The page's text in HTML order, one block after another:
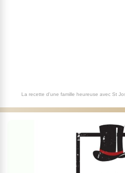
La recette d'une famille heureuse avec St